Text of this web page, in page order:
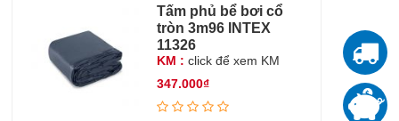
Tấm phủ bể bơi cổ
tròn 3m96 INTEX
11326
KM : click để xem KM
347.000₫